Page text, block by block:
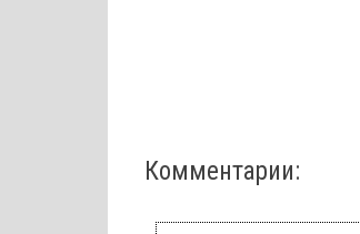
Комментарии: